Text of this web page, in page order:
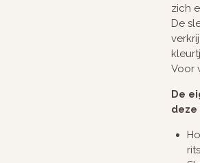
zich
De
Voor
De